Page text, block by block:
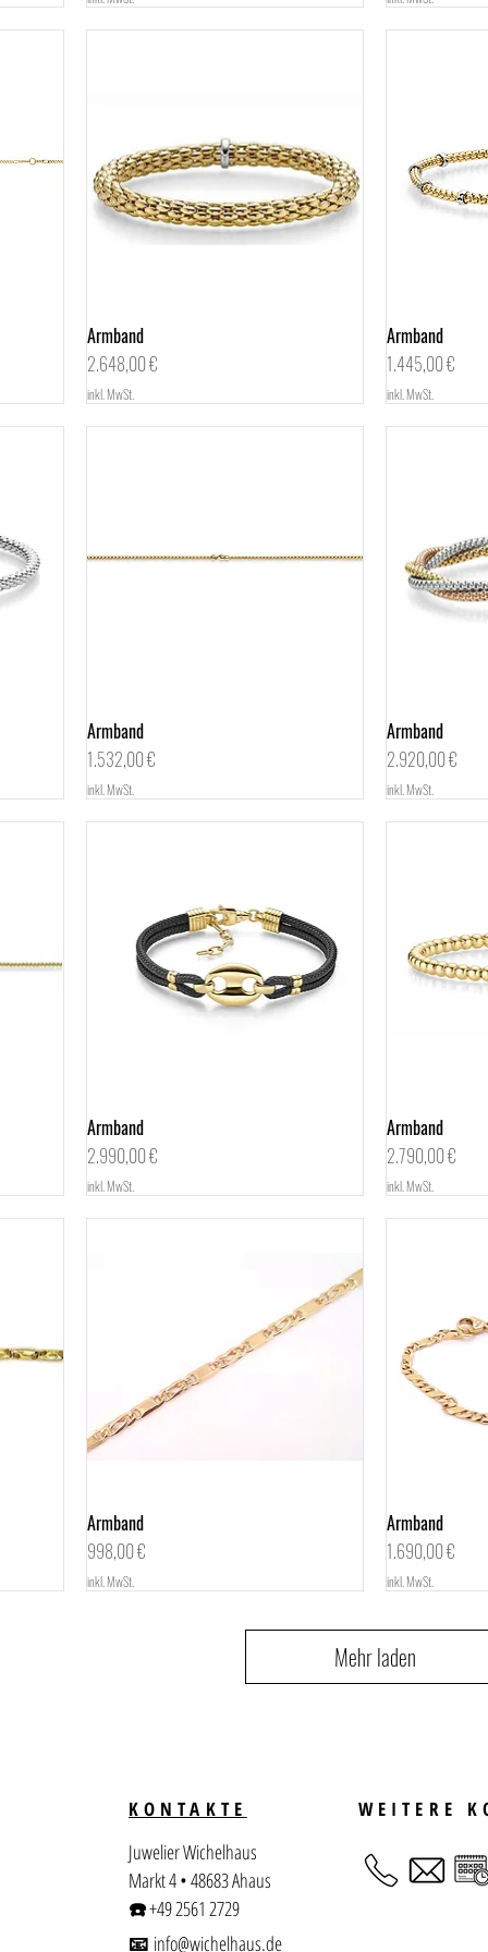
Armband
Preis
2.648,00 €
inkl. MwSt.
Armband
Preis
1.445,00 €
inkl. MwSt.
Armband
Preis
1.532,00 €
inkl. MwSt.
Armband
Preis
2.920,00 €
inkl. MwSt.
Armband
Preis
2.990,00 €
inkl. MwSt.
Armband
Preis
2.790,00 €
inkl. MwSt.
Armband
Preis
998,00 €
inkl. MwSt.
Armband
Preis
1.690,00 €
inkl. MwSt.
Mehr laden
KONTAKTE WEITERE
Juwelier Wichelhaus
Markt 4 • 48683 Ahaus
☎️+49 2561 2729
📧 info@wichelhaus.de